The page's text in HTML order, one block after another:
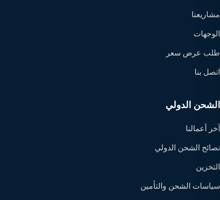
مشاريعنا
الوجهات
طلب عرض سعر
اتصل بنا
الشحن الدولي
آخر أعمالنا
نصائح الشحن الدولي
التخزين
سياسات الشحن والتأمين